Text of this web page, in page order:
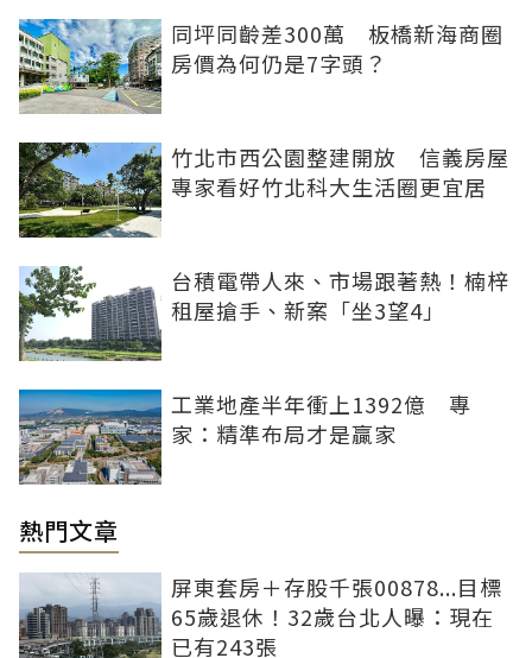
同坪同齡差300萬 板橋新海商圈
房價為何仍是7字頭？
竹北市西公園整建開放 信義房屋
專家看好竹北科大生活圈更宜居
台積電帶人來、市場跟著熱！楠梓
租屋搶手、新案「坐3望4」
工業地產半年衝上1392億 專
家：精準布局才是贏家
熱門文章
屏東套房＋存股千張00878...目標
65歲退休！32歲台北人曝：現在
已有243張